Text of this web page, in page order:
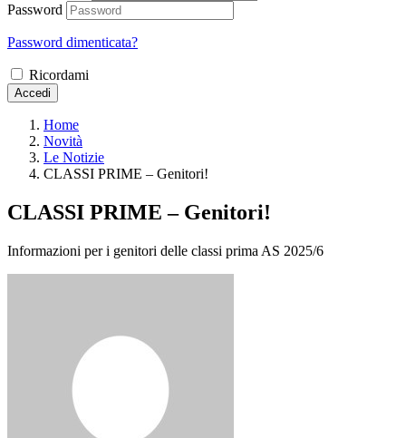
Password
Password dimenticata?
Ricordami
Accedi
Home
Novità
Le Notizie
CLASSI PRIME – Genitori!
CLASSI PRIME – Genitori!
Informazioni per i genitori delle classi prima AS 2025/6